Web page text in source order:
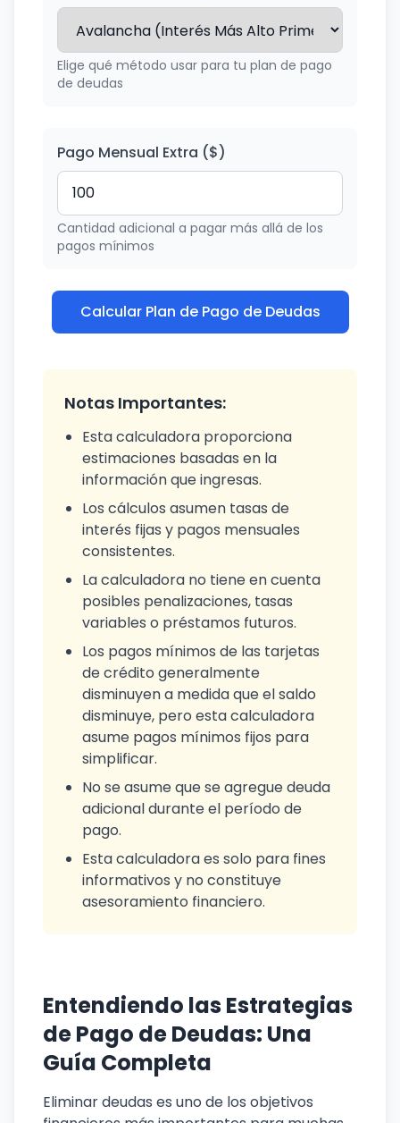
Elige qué método usar para tu plan de pago
de deudas
Pago Mensual Extra ($)
Cantidad adicional a pagar más allá de los
pagos mínimos
Calcular Plan de Pago de Deudas
Notas Importantes:
Esta calculadora proporciona
estimaciones basadas en la
información que ingresas.
Los cálculos asumen tasas de
interés fijas y pagos mensuales
consistentes.
La calculadora no tiene en cuenta
posibles penalizaciones, tasas
variables o préstamos futuros.
Los pagos mínimos de las tarjetas
de crédito generalmente
disminuyen a medida que el saldo
disminuye, pero esta calculadora
asume pagos mínimos fijos para
simplificar.
No se asume que se agregue deuda
adicional durante el período de
pago.
Esta calculadora es solo para fines
informativos y no constituye
asesoramiento financiero.
Entendiendo las Estrategias
de Pago de Deudas: Una
Guía Completa
Eliminar deudas es uno de los objetivos